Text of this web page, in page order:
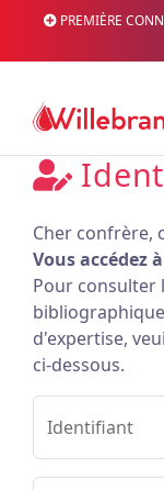
PREMIÈRE
Cher confrère,
Vous accédez
Pour consulter
d'expertise,
ci-dessous.
Identifiant